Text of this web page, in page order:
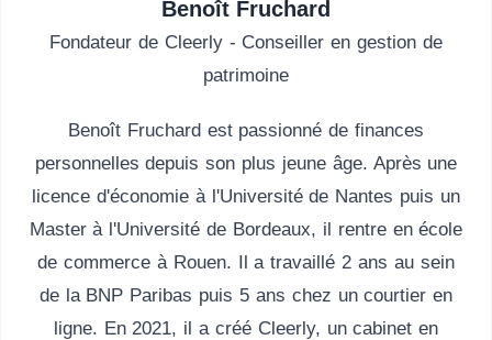
Benoît Fruchard
Fondateur de Cleerly - Conseiller en gestion de
patrimoine
Benoît Fruchard est passionné de finances
personnelles depuis son plus jeune âge. Après une
licence d'économie à l'Université de Nantes puis un
Master à l'Université de Bordeaux, il rentre en école
de commerce à Rouen. Il a travaillé 2 ans au sein
de la BNP Paribas puis 5 ans chez un courtier en
ligne. En 2021, il a créé Cleerly, un cabinet en